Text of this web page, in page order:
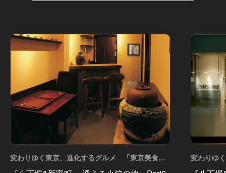
変わりゆく東京、進化するグルメ 「東京美食エ
リアガイド」 Vol.17
変わりゆ
リアガイ